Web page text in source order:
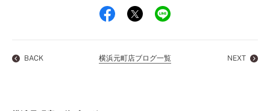
BACK 横浜元町店ブログ一覧 NEXT